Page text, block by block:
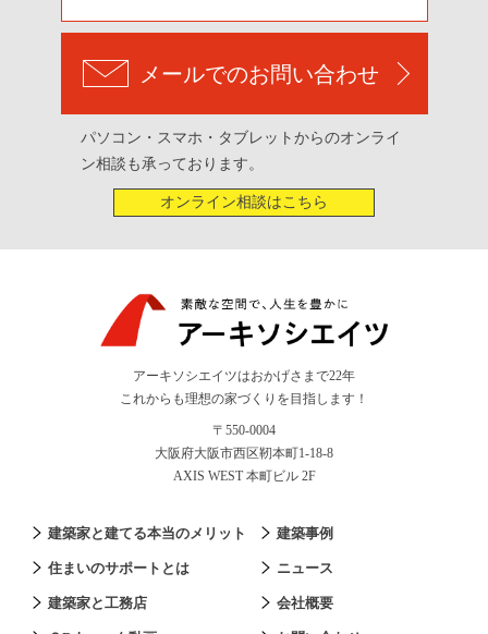
メールでのお問い合わせ
パソコン・スマホ・タブレットからのオンライ
ン相談も承っております。
オンライン相談はこちら
アーキソシエイツはおかげさまで22年
これからも理想の家づくりを目指します！
〒550-0004
大阪府大阪市西区靭本町1-18-8
AXIS WEST 本町ビル 2F
建築家と建てる本当のメリット 建築事例
住まいのサポートとは ニュース
建築家と工務店 会社概要